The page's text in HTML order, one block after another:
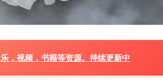
，视频，书籍等资源。持续更新中